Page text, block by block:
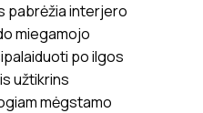
pabrėžia interjero
miegamojo
po ilgos
užtikrins
mėgstamo